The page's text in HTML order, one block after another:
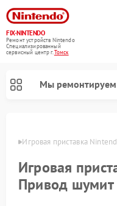
FIX-NINTENDO
Ремонт устройств Nintendo
Специализированный
cервисный центр г.Томск
Мы ремонтируем
Игровая приставка
Игровая
Привод шумит